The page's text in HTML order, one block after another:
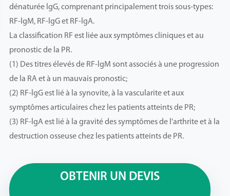
dénaturée lgG, comprenant principalement trois sous-types:
RF-lgM, RF-lgG et RF-lgA.
La classification RF est liée aux symptômes cliniques et au
pronostic de la PR.
(1) Des titres élevés de RF-lgM sont associés à une progression
de la RA et à un mauvais pronostic;
(2) RF-lgG est lié à la synovite, à la vascularite et aux
symptômes articulaires chez les patients atteints de PR;
(3) RF-lgA est lié à la gravité des symptômes de l'arthrite et à la
destruction osseuse chez les patients atteints de PR.
OBTENIR UN DEVIS